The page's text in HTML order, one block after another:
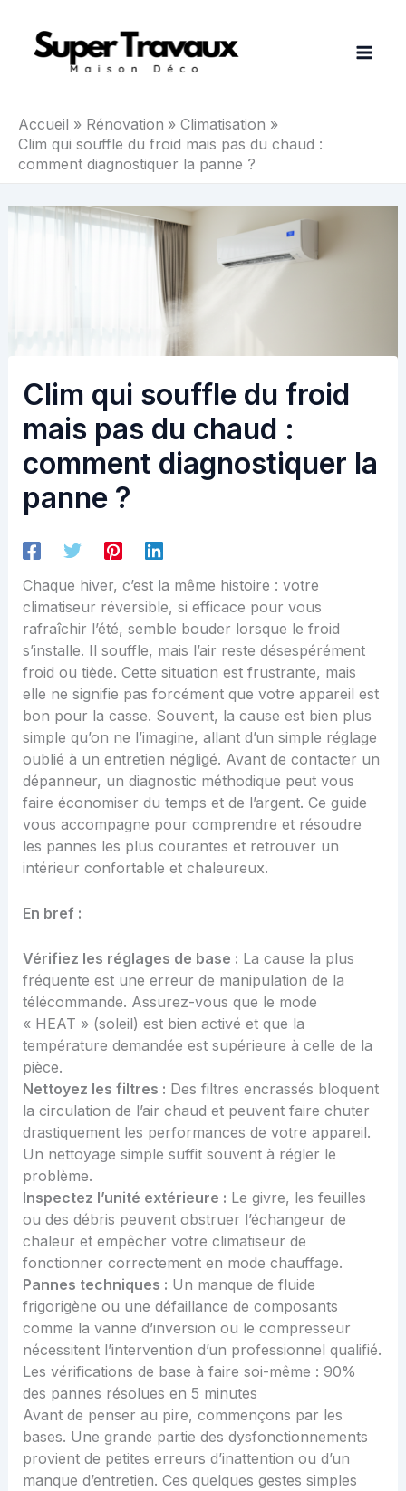
contenu
Accueil Rénovation
Climatisation
Clim qui souffle du froid mais pas du chaud :
comment diagnostiquer la panne ?
Clim qui souffle du froid
mais pas du chaud :
comment diagnostiquer la
panne ?
Chaque hiver, c’est la même histoire : votre
climatiseur réversible, si efficace pour vous
rafraîchir l’été, semble bouder lorsque le froid
s’installe. Il souffle, mais l’air reste désespérément
froid ou tiède. Cette situation est frustrante, mais
elle ne signifie pas forcément que votre appareil est
bon pour la casse. Souvent, la cause est bien plus
simple qu’on ne l’imagine, allant d’un simple réglage
oublié à un entretien négligé. Avant de contacter un
dépanneur, un diagnostic méthodique peut vous
faire économiser du temps et de l’argent. Ce guide
vous accompagne pour comprendre et résoudre
les pannes les plus courantes et retrouver un
intérieur confortable et chaleureux.
En bref :
Vérifiez les réglages de base : La cause la plus
fréquente est une erreur de manipulation de la
télécommande. Assurez-vous que le mode
« HEAT » (soleil) est bien activé et que la
température demandée est supérieure à celle de la
pièce.
Nettoyez les filtres : Des filtres encrassés bloquent
la circulation de l’air chaud et peuvent faire chuter
drastiquement les performances de votre appareil.
Un nettoyage simple suffit souvent à régler le
problème.
Inspectez l’unité extérieure : Le givre, les feuilles
ou des débris peuvent obstruer l’échangeur de
chaleur et empêcher votre climatiseur de
fonctionner correctement en mode chauffage.
Pannes techniques : Un manque de fluide
frigorigène ou une défaillance de composants
comme la vanne d’inversion ou le compresseur
nécessitent l’intervention d’un professionnel qualifié.
Les vérifications de base à faire soi-même : 90%
des pannes résolues en 5 minutes
Avant de penser au pire, commençons par les
bases. Une grande partie des dysfonctionnements
provient de petites erreurs d’inattention ou d’un
manque d’entretien. Ces quelques gestes simples